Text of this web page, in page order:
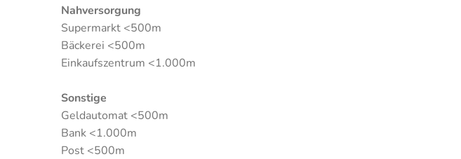
Nahversorgung
Supermarkt <500m
Bäckerei <500m
Einkaufszentrum <1.000m
Sonstige
Geldautomat <500m
Bank <1.000m
Post <500m